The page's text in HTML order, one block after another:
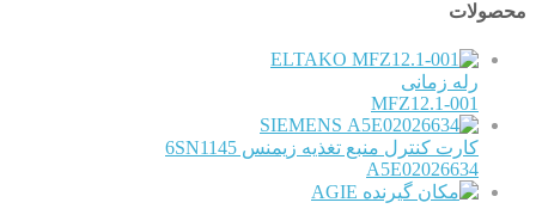
محصولات
ELTAKO
رله زمانی
MFZ12.1-001
SIEMENS
کارت کنترل منبع تغذیه زیمنس 6SN1145
A5E02026634
AGIE